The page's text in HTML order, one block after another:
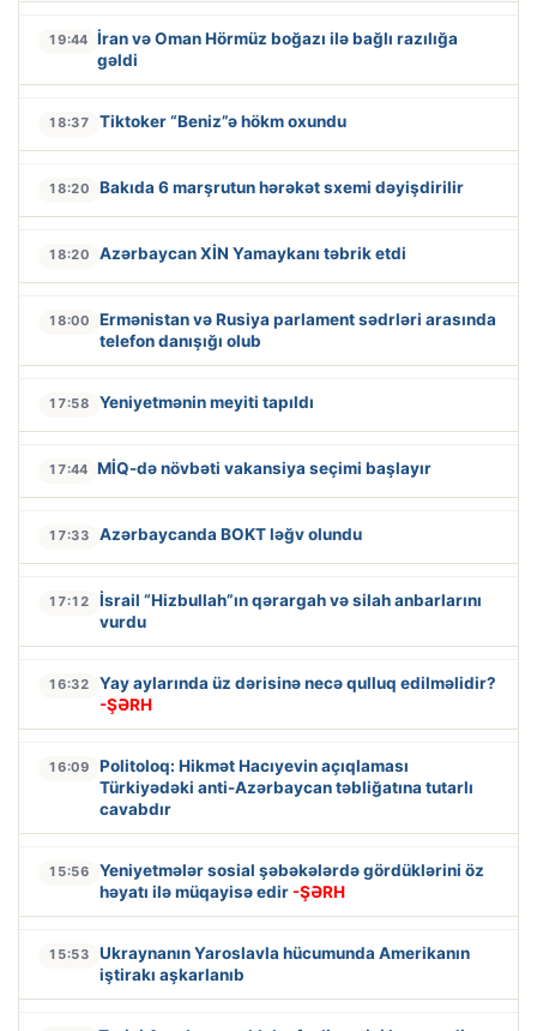
19:44 İran və Oman Hörmüz boğazı ilə bağlı razılığa
gəldi
18:37 Tiktoker “Beniz”ə hökm oxundu
18:20 Bakıda 6 marşrutun hərəkət sxemi dəyişdirilir
18:20 Azərbaycan XİN Yamaykanı təbrik etdi
18:00
Ermənistan və Rusiya parlament sədrləri arasında
telefon danışığı olub
17:58 Yeniyetmənin meyiti tapıldı
17:44 MİQ-də növbəti vakansiya seçimi başlayır
17:33 Azərbaycanda BOKT ləğv olundu
17:12
İsrail “Hizbullah”ın qərargah və silah anbarlarını
vurdu
16:32
Yay aylarında üz dərisinə necə qulluq edilməlidir?
-ŞƏRH
16:09
Politoloq: Hikmət Hacıyevin açıqlaması
Türkiyədəki anti-Azərbaycan təbliğatına tutarlı
cavabdır
15:56
Yeniyetmələr sosial şəbəkələrdə gördüklərini öz
həyatı ilə müqayisə edir -ŞƏRH
15:53
Ukraynanın Yaroslavla hücumunda Amerikanın
iştirakı aşkarlanıb